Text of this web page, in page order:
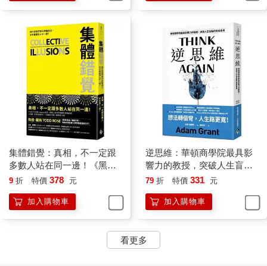
雖然很難確知偏見在人際互動中起了多少作用，有愈來愈多的研
究證實了差別待遇的確存在，幾乎遍及人類經驗的每一個領域，
影響及於形形色色的社會群體。在最好的研究中，只有一個身分
標記被改變，其餘的變數均維持不變。研究發現：如果你想被研
究所錄取，而你的名字聽起來像是印度裔、華裔、拉美裔、非裔
或女性，那麼你收到校方回覆的可能性就比你叫作布萊德‧安德森
時來得小。如果你們是一對同性伴侶，你們在申請房貸時就比異
性伴侶更可能遭到拒絕，也可能會被收取更高的費用。一項研究
發現：如果你是個有犯罪紀錄的白人求職者，你得到回音的可能
性會高於有犯罪紀錄的黑人，甚至會高於沒有犯罪紀錄的黑人。
類似的例子還有很多。如果你是拉美裔或黑人，比起白人病人，
你得到鴉片類止痛藥物的可能性比較小；如果你是黑人，即使你
受了外傷或動過手術，情況也仍是如此。如果你是個肥胖的小
孩，和苗條的小孩相比，老師比較會懷疑你的學習能力。如果你
年，你向法律事務所求職時就比較可能得到回音，除非你是個女
性，在這種情況下，你會被認為不像富有的男性那麼全心投入。
如果你是個黑人學生，比起有同樣行為的白人學生，你比較可能
被視為惹事生非。如果你是個淺膚色的籃球員，播報員比較可能
集體錯覺：真相，不一定跟
多數人站在同一邊！《黑馬
思維》暢銷作家最新力作！
9 折 特價 378 元
加入購物車
逆思維：華頓商學院最具影
響力的教授，突破人生盲點
的全局思考
79 折 特價 331 元
加入購物車
看更多